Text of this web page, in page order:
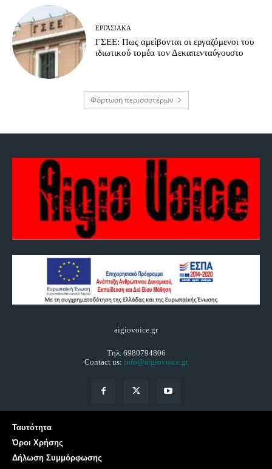
ΕΡΓΑΣΙΑΚΆ
ΓΣΕΕ: Πως αμείβονται οι εργαζόμενοι του
ιδιωτικού τομέα τον Δεκαπενταύγουστο
Φόρτωση περισσοτέρων
aigiovoice.gr
Τηλ. 6980794806
Contact us: info@aigiovoice.gr
Ταυτότητα
Όροι Χρήσης
Δήλωση Συμμόρφωσης